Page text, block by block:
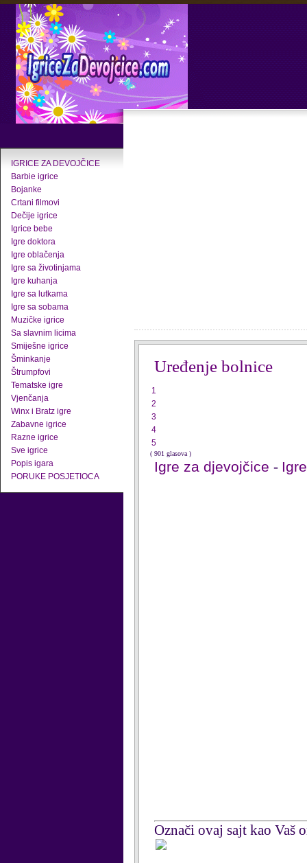
IGRICE ZA DEVOJČICE
Barbie igrice
Bojanke
Crtani filmovi
Dečije igrice
Igrice bebe
Igre doktora
Igre oblačenja
Igre sa životinjama
Igre kuhanja
Igre sa lutkama
Igre sa sobama
Muzičke igrice
Sa slavnim licima
Smiješne igrice
Šminkanje
Štrumpfovi
Tematske igre
Vjenčanja
Winx i Bratz igre
Zabavne igrice
Razne igrice
Sve igrice
Popis igara
PORUKE POSJETIOCA
Uređenje bolnice
1
2
3
4
5
( 901 glasova )
Igre za djevojčice -
Označi ovaj sajt kao Vaš